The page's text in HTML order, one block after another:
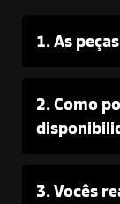
1. As
2. Como
3. Vocês